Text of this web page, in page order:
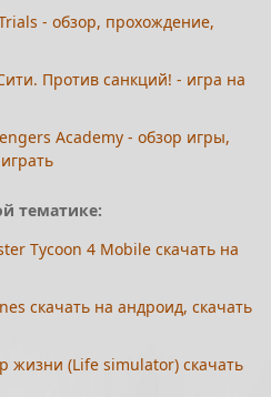
- обзор, прохождение,
Против санкций! - игра на
Academy - обзор игры,
тематике:
Tycoon 4 Mobile скачать на
скачать на андроид, скачать
жизни (Life simulator) скачать